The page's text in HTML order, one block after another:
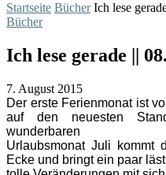
Startseite Bücher Ich lese
Bücher
Ich lese gerade ||
7. August 2015
Der erste Ferienmonat ist
auf den neuesten
wunderbaren
Urlaubsmonat Juli kommt
Ecke und bringt ein paar